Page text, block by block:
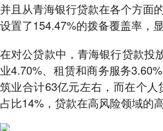
并且从青海银行贷款在各个方面
设置了154.47%的拨备覆盖率，
在对公贷款中，青海银行贷款投
业4.70%、租赁和商务服务
筑业合计63亿元左右，而在个
占比14%，贷款在高风险领域的